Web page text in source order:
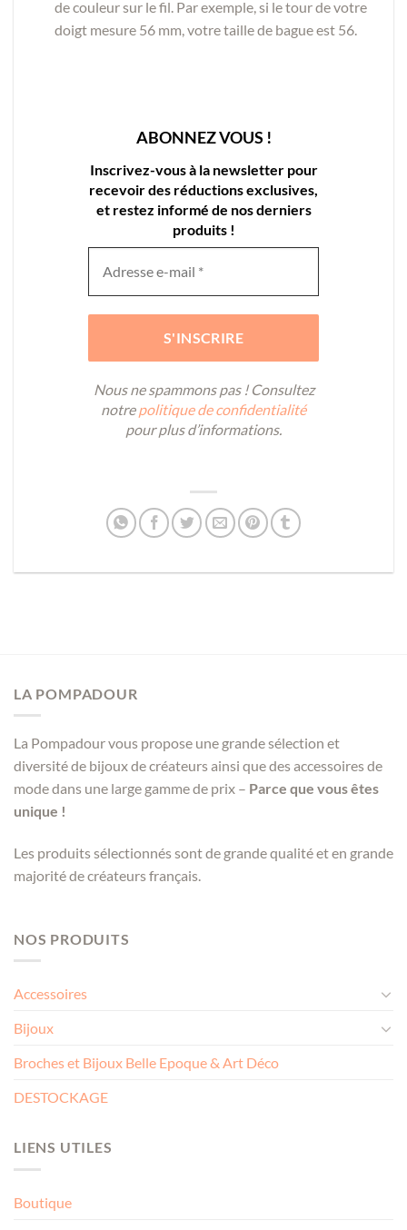
de couleur sur le fil. Par exemple, si le tour de votre
doigt mesure 56 mm, votre taille de bague est 56.
ABONNEZ VOUS !
Inscrivez-vous à la newsletter pour
recevoir des réductions exclusives,
et restez informé de nos derniers
produits !
Nous ne spammons pas ! Consultez
notrepolitique de confidentialité
pour plus d’informations.
LA POMPADOUR
La Pompadour vous propose une grande sélection et
diversité de bijoux de créateurs ainsi que des accessoires de
mode dans une large gamme de prix – Parce que vous êtes
unique !
Les produits sélectionnés sont de grande qualité et en grande
majorité de créateurs français.
NOS PRODUITS
Accessoires
Bijoux
Broches et Bijoux Belle Epoque & Art Déco
DESTOCKAGE
LIENS UTILES
Boutique